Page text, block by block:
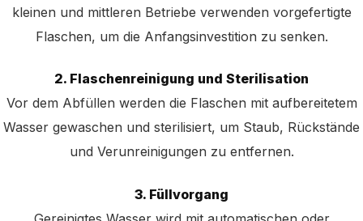
kleinen und mittleren Betriebe verwenden vorgefertigte
Flaschen, um die Anfangsinvestition zu senken.
2. Flaschenreinigung und Sterilisation
Vor dem Abfüllen werden die Flaschen mit aufbereitetem
Wasser gewaschen und sterilisiert, um Staub, Rückstände
und Verunreinigungen zu entfernen.
3. Füllvorgang